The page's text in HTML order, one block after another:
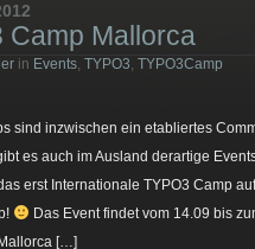
Camp Mallorca
in Events, TYPO3, TYPO3Camp
sind inzwischen ein etabliertes
es auch im Ausland derartige
erst Internationale TYPO3 Camp
Das Event findet vom 14.09 bis
[…]